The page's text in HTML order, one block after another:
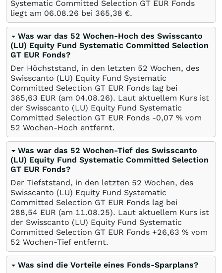
Systematic Committed Selection GT EUR Fonds
liegt am 06.08.26 bei 365,38 €.
Was war das 52 Wochen-Hoch des Swisscanto
(LU) Equity Fund Systematic Committed Selection
GT EUR Fonds?
Der Höchststand, in den letzten 52 Wochen, des
Swisscanto (LU) Equity Fund Systematic
Committed Selection GT EUR Fonds lag bei
365,63 EUR (am 04.08.26). Laut aktuellem Kurs ist
der Swisscanto (LU) Equity Fund Systematic
Committed Selection GT EUR Fonds -0,07 % vom
52 Wochen-Hoch entfernt.
Was war das 52 Wochen-Tief des Swisscanto
(LU) Equity Fund Systematic Committed Selection
GT EUR Fonds?
Der Tiefststand, in den letzten 52 Wochen, des
Swisscanto (LU) Equity Fund Systematic
Committed Selection GT EUR Fonds lag bei
288,54 EUR (am 11.08.25). Laut aktuellem Kurs ist
der Swisscanto (LU) Equity Fund Systematic
Committed Selection GT EUR Fonds +26,63 % vom
52 Wochen-Tief entfernt.
Was sind die Vorteile eines Fonds-Sparplans?